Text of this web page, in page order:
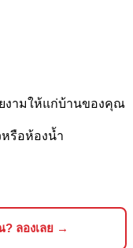
งามให้แก่บ้านของคุณ
หรือห้องน้ำ
ลองเลย →